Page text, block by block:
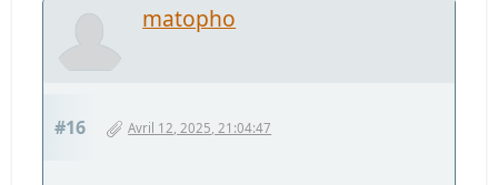
matopho
#16 Avril 12, 2025, 21:04:47